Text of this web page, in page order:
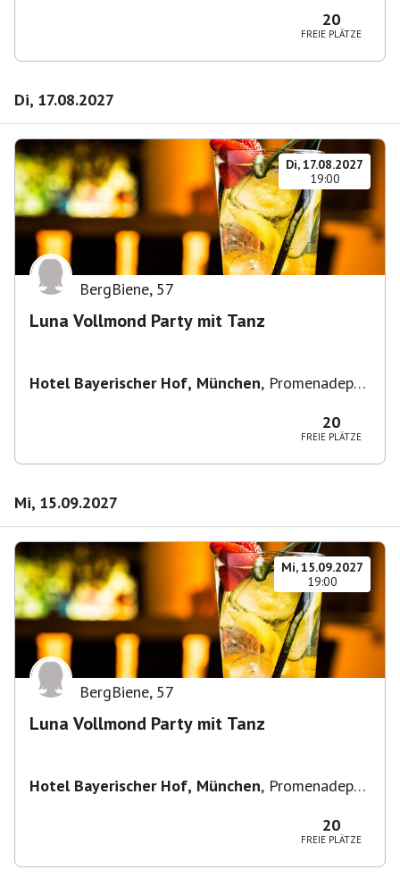
20
FREIE PLÄTZE
Di, 17.08.2027
Di, 17.08.2027
19:00
BergBiene, 57
Luna Vollmond Party mit Tanz
Hotel Bayerischer Hof, München, Promenadepl.
20
FREIE PLÄTZE
Mi, 15.09.2027
Mi, 15.09.2027
19:00
BergBiene, 57
Luna Vollmond Party mit Tanz
Hotel Bayerischer Hof, München, Promenadepl.
20
FREIE PLÄTZE